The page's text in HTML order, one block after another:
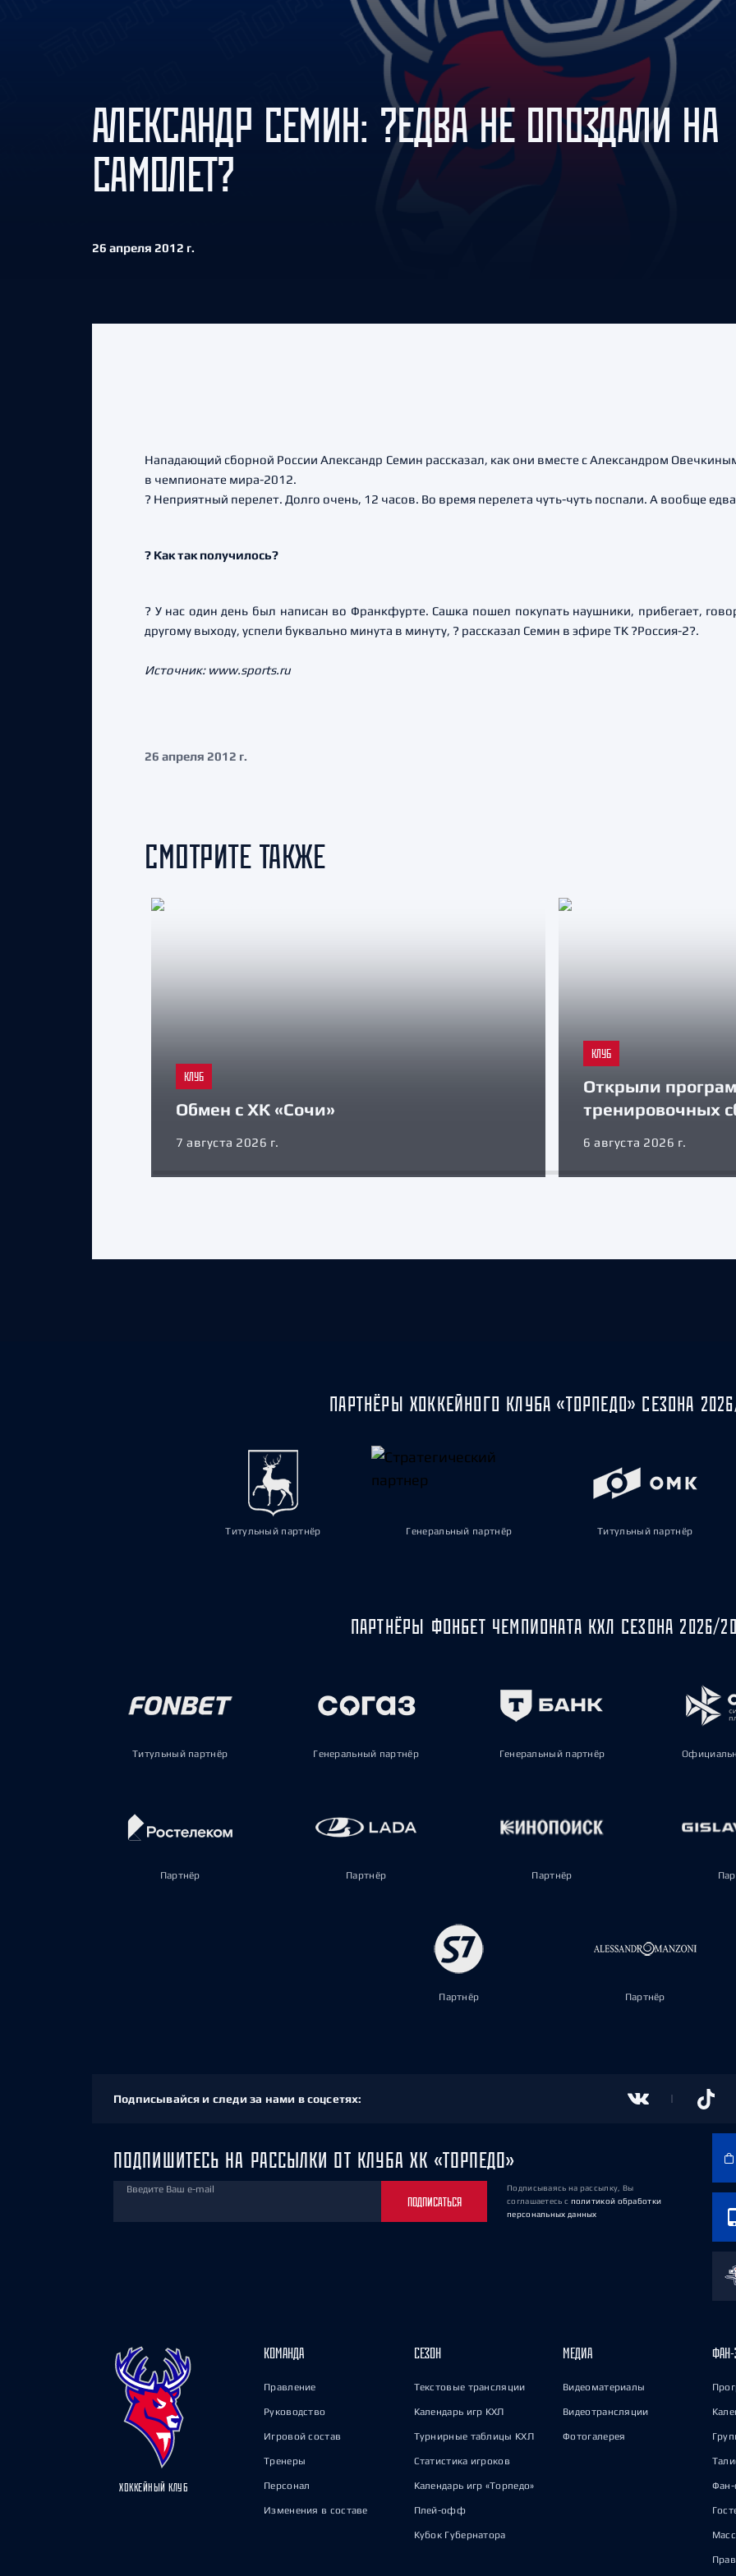
Амур
Барыс
Салават Юлаев
Сибирь
АЛЕКСАНДР СЕМИН: ?ЕДВА НЕ ОПОЗДАЛИ НА
САМОЛЕТ?
26 апреля 2012 г.
Нападающий сборной России Александр Семин рассказал, как они вместе с Александром
в чемпионате мира-2012.
? Неприятный перелет. Долго очень, 12 часов. Во время перелета чуть-чуть поспали. А вообще
? Как так получилось?
? У нас один день был написан во Франкфурте. Сашка пошел покупать наушники, прибегает,
другому выходу, успели буквально минута в минуту, ? рассказал Семин в эфире ТК ?Россия-2?.
Источник: www.sports.ru
26 апреля 2012 г.
СМОТРИТЕ ТАКЖЕ
КЛУБ
Обмен с ХК «Сочи»
7 августа 2026 г.
КЛУБ
Открыли
тренировочных
6 августа 2026 г.
ПАРТНЁРЫ ХОККЕЙНОГО КЛУБА «ТОРПЕДО» СЕЗОНА
Титульный партнёр Генеральный партнёр Титульный партнёр
ПАРТНЁРЫ ФОНБЕТ ЧЕМПИОНАТА КХЛ СЕЗОНА 2026/
Титульный партнёр Генеральный партнёр Генеральный партнёр
Партнёр Партнёр Партнёр
Партнёр Партнёр
Подписывайся и следи за нами в соцсетях:
ПОДПИШИТЕСЬ НА РАССЫЛКИ ОТ КЛУБА ХК «ТОРПЕДО»
Введите Ваш e-mail
ПОДПИСАТЬСЯ
Подписываясь на рассылку, Вы
соглашаетесь с политикой обработки
персональных данных
ХОККЕЙНЫЙ КЛУБ
КОМАНДА
Правление
Руководство
Игровой состав
Тренеры
Персонал
Изменения в составе
СЕЗОН
Текстовые трансляции
Календарь игр КХЛ
Турнирные таблицы КХЛ
Статистика игроков
Календарь игр «Торпедо»
Плей-офф
Кубок Губернатора
МЕДИА
Видеоматериалы
Видеотрансляции
Фотогалерея
ФАН-
Фан-